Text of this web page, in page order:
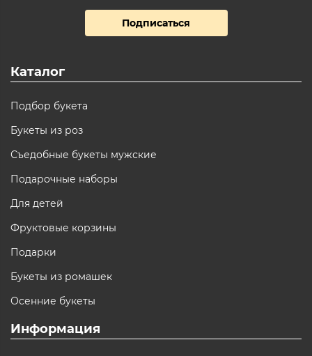
Подписаться
Каталог
Подбор букета
Букеты из роз
Съедобные букеты мужские
Подарочные наборы
Для детей
Фруктовые корзины
Подарки
Букеты из ромашек
Осенние букеты
Информация